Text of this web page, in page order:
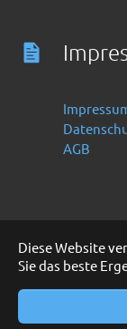
Diese Website
Sie das beste
AGB
Deutsch
English
Copyright 2016 -